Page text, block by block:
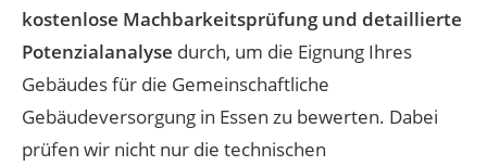
kostenlose Machbarkeitsprüfung und detaillierte
Potenzialanalyse durch, um die Eignung Ihres
Gebäudes für die Gemeinschaftliche
Gebäudeversorgung in Essen zu bewerten. Dabei
prüfen wir nicht nur die technischen